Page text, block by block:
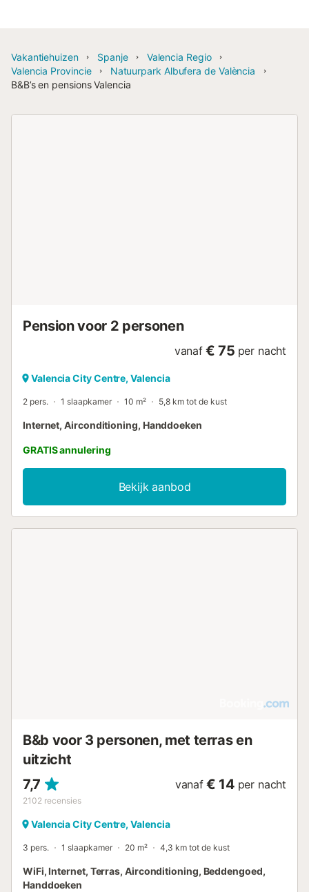
Vakantiehuizen Spanje
Valencia Regio
Valencia Provincie
Natuurpark Albufera de València
B&B’s en pensions Valencia
Pension voor 2 personen
vanaf € 75 per nacht
Valencia City Centre, Valencia
2 pers. 1 slaapkamer 10 m² 5,8 km tot de kust
Internet, Airconditioning, Handdoeken
GRATIS annulering
Bekijk aanbod
B&b voor 3 personen, met terras en
uitzicht
7,7
2102 recensies
vanaf € 14 per nacht
Valencia City Centre, Valencia
3 pers. 1 slaapkamer 20 m² 4,3 km tot de kust
WiFi, Internet, Terras, Airconditioning, Beddengoed,
Handdoeken